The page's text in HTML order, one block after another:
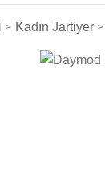
Kadın Jartiyer